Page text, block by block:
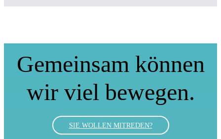
Gemeinsam können
wir viel bewegen.
SIE WOLLEN MITREDEN?